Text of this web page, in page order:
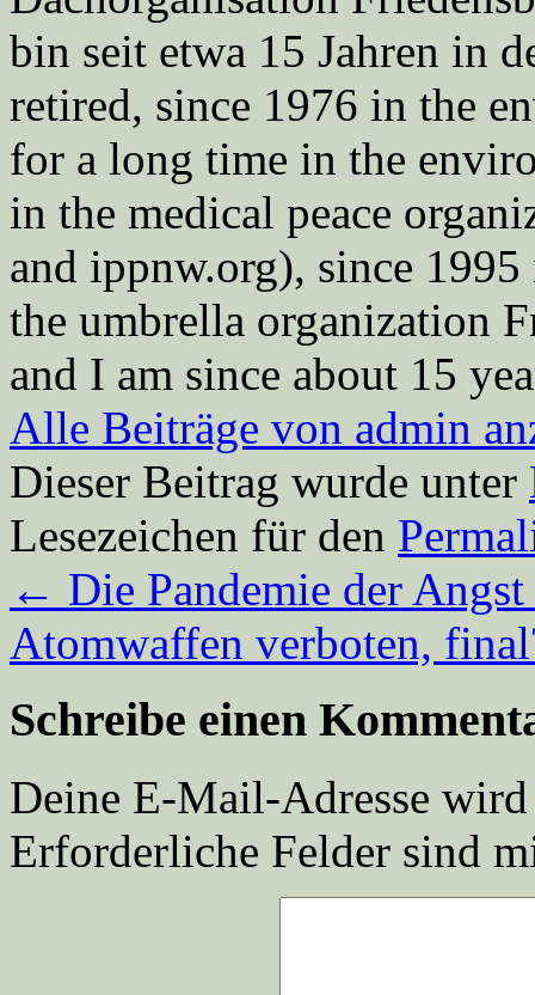
bin seit etwa 15 Jahren in
retired, since 1976 in the
for a long time in the
in the medical peace
and ippnw.org), since
the umbrella organization
and I am since about 15
Alle Beiträge von admin
Dieser Beitrag wurde unter
Lesezeichen für den
← Die Pandemie der
Atomwaffen verboten,
Schreibe einen
Deine E-Mail-Adresse
Erforderliche Felder sind